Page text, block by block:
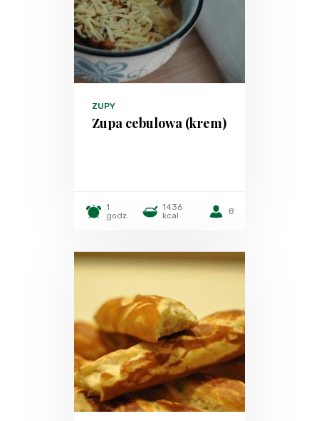
ZUPY
Zupa cebulowa (krem)
1
godz.
1436
kcal
8